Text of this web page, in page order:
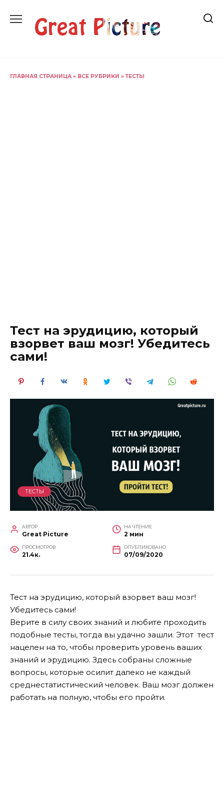
содержанию
ГЛАВНАЯ СТРАНИЦА » ВСЕ РУБРИКИ »ТЕСТЫ
Тест на эрудицию, который
взорвет ваш мозг! Убедитесь
сами!
ТЕСТЫ
АВТОР
Great Picture
НА ЧТЕНИЕ
2 мин
ПРОСМОТРОВ
21.4к.
ОПУБЛИКОВАНО
07/09/2020
Тест на эрудицию, который взорвет ваш мозг!
Убедитесь сами!
Верите в силу своих знаний и любите проходить
подобные тесты, тогда вы удачно зашли. Этот тест
нацелен на то, чтобы проверить уровень ваших
знаний и эрудицию. Здесь собраны сложные
вопросы, которые осилит далеко не каждый
среднестатистический человек. Ваш мозг должен
работать на полную, чтобы его пройти.